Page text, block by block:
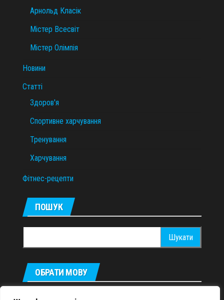
Арнольд Класік
Містер Всесвіт
Містер Олімпія
Новини
Статті
Здоров'я
Спортивне харчування
Тренування
Харчування
Фітнес-рецепти
ПОШУК
ОБРАТИ МОВУ